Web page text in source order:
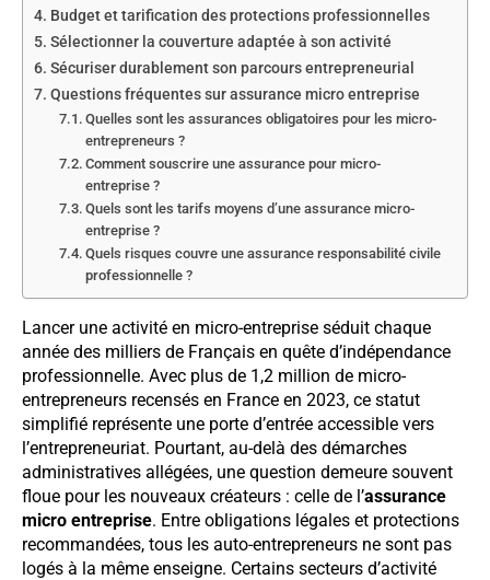
Budget et tarification des protections professionnelles
Sélectionner la couverture adaptée à son activité
Sécuriser durablement son parcours entrepreneurial
Questions fréquentes sur assurance micro entreprise
Quelles sont les assurances obligatoires pour les micro-
entrepreneurs ?
Comment souscrire une assurance pour micro-
entreprise ?
Quels sont les tarifs moyens d’une assurance micro-
entreprise ?
Quels risques couvre une assurance responsabilité civile
professionnelle ?
Lancer une activité en micro-entreprise séduit chaque
année des milliers de Français en quête d’indépendance
professionnelle. Avec plus de 1,2 million de micro-
entrepreneurs recensés en France en 2023, ce statut
simplifié représente une porte d’entrée accessible vers
l’entrepreneuriat. Pourtant, au-delà des démarches
administratives allégées, une question demeure souvent
floue pour les nouveaux créateurs : celle de l’assurance
micro entreprise. Entre obligations légales et protections
recommandées, tous les auto-entrepreneurs ne sont pas
logés à la même enseigne. Certains secteurs d’activité